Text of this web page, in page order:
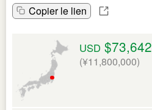
Copier le lien
USD $73,642
(¥11,800,000)